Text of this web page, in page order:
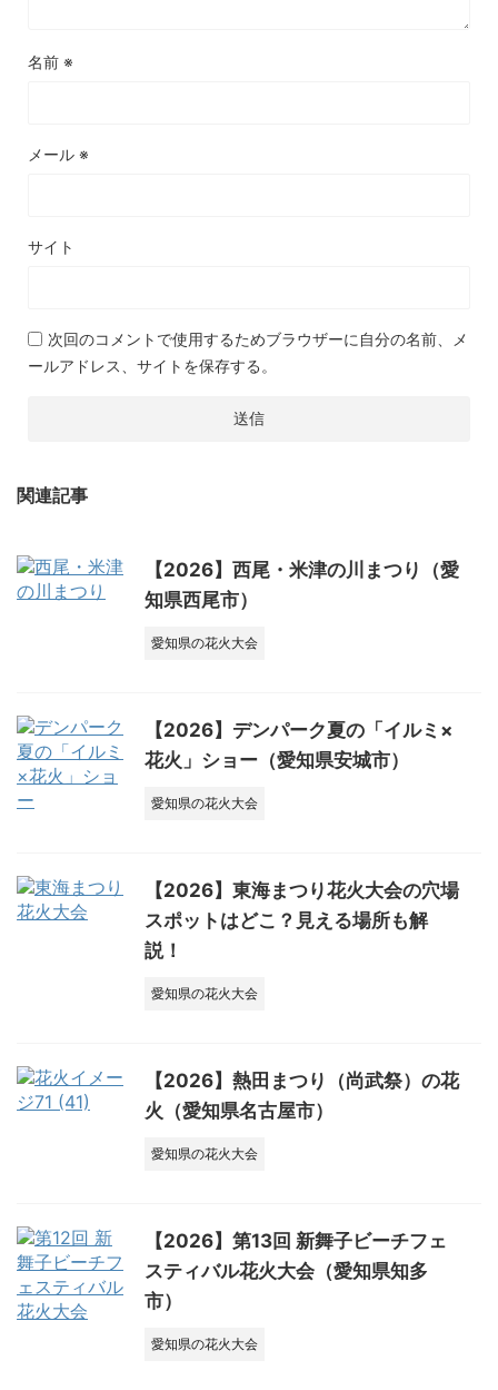
名前 ※
メール ※
サイト
次回のコメントで使用するためブラウザーに自分の名前、メ
ールアドレス、サイトを保存する。
関連記事
【2026】西尾・米津の川まつり（愛
知県西尾市）
愛知県の花火大会
【2026】デンパーク夏の「イルミ×
花火」ショー（愛知県安城市）
愛知県の花火大会
【2026】東海まつり花火大会の穴場
スポットはどこ？見える場所も解
説！
愛知県の花火大会
【2026】熱田まつり（尚武祭）の花
火（愛知県名古屋市）
愛知県の花火大会
【2026】第13回 新舞子ビーチフェ
スティバル花火大会（愛知県知多
市）
愛知県の花火大会